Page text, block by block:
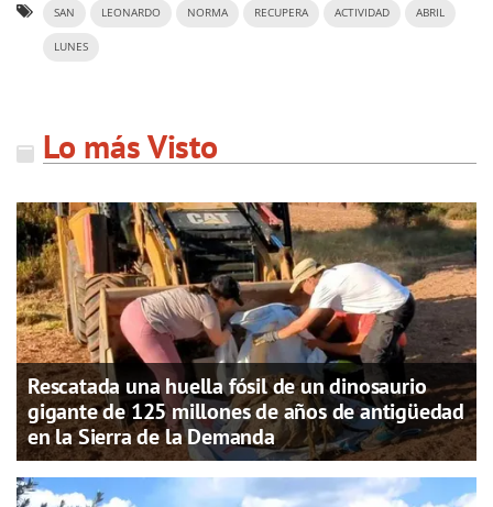
SAN LEONARDO NORMA RECUPERA ACTIVIDAD ABRIL
LUNES
Lo más Visto
Rescatada una huella fósil de un dinosaurio
gigante de 125 millones de años de antigüedad
en la Sierra de la Demanda